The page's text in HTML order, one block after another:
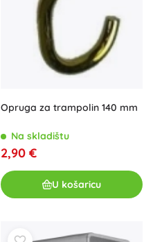
Opruga za trampolin 140 mm
Na skladištu
2,90 €
U košaricu